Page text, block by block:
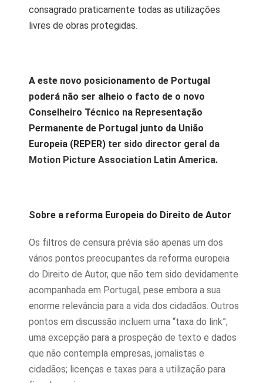
consagrado praticamente todas as utilizações
livres de obras protegidas
A este novo posicionamento de Portugal
poderá não ser alheio o facto de o novo
Conselheiro Técnico na Representação
Permanente de Portugal junto da União
Europeia (REPER) ter sido director geral da
Motion Picture Association Latin America.
Sobre a reforma Europeia do Direito de Autor
Os filtros de censura prévia são apenas um dos
vários pontos preocupantes da reforma europeia
do Direito de Autor, que não tem sido devidamente
acompanhada em Portugal, pese embora a sua
enorme relevância para a vida dos cidadãos. Outros
pontos em discussão incluem uma “taxa do link”;
uma excepção para a prospeção de texto e dados
que não contempla empresas, jornalistas e
cidadãos; licenças e taxas para a utilização para